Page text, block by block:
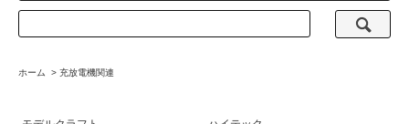
ホーム > 充放電機関連